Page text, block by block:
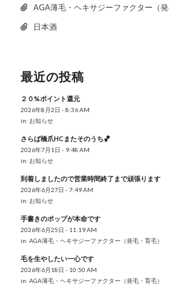
AGA薄毛・ヘキサジーファクター（発
日本酒
最近の投稿
２０%ポイント還元
2026年8月2日 - 8:36 AM
in: お知らせ
さらば橋爪HCまたそのうち🏀
2026年7月1日 - 9:48 AM
in: お知らせ
到着しましたので営業時間終了まで頑張ります
2026年6月27日 - 7:49 AM
in: お知らせ
手書きのポップが本命です
2026年6月25日 - 11:19 AM
in: AGA薄毛・ヘキサジーファクター（発毛・育毛）
毛を生やしたい一心です
2026年6月18日 - 10:50 AM
in: AGA薄毛・ヘキサジーファクター（発毛・育毛）